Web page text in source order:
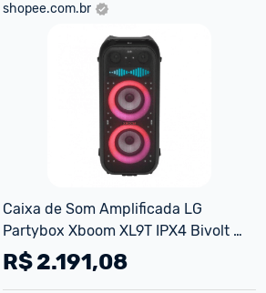
shopee.com.br
Caixa de Som Amplificada LG
Partybox Xboom XL9T IPX4 Bivolt
com Bluetooth Ala de transporte e
Display
R$2.191,08